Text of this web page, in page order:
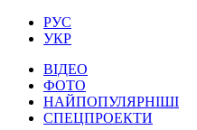
РУС
УКР
ВІДЕО
ФОТО
НАЙПОПУЛЯРНІШІ
СПЕЦПРОЕКТИ